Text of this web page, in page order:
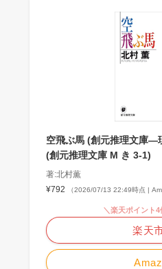
空飛ぶ馬 (創元推理文庫―
(創元推理文庫 M き 3-1)
著:北村薫
¥792
（2026/07/13 22:49時点 |
＼楽天ポイント4
楽天